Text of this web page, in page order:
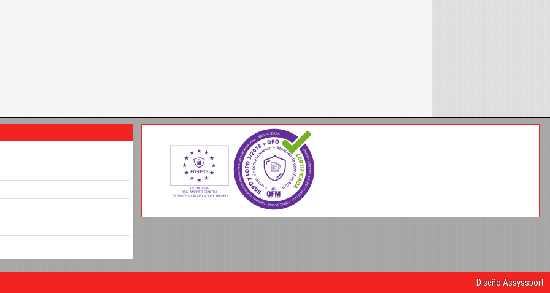
Diseño Assyssport